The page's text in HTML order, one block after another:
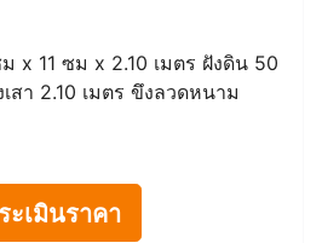
x 11 ซม x 2.10 เมตร ฝังดิน 50
สา 2.10 เมตร ขึงลวดหนาม
เมินราคา